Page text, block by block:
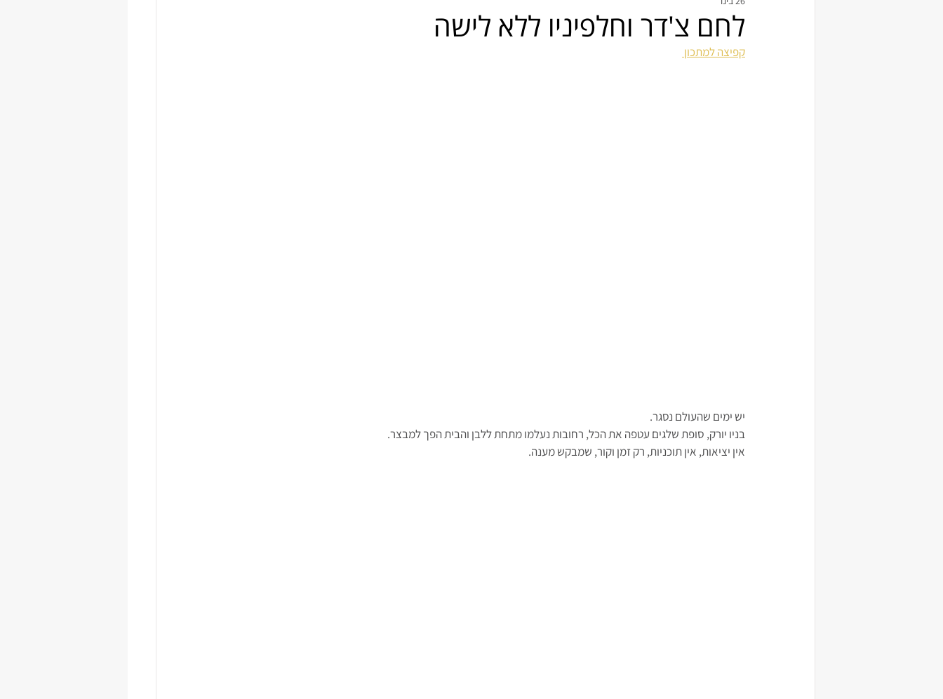
לחם צ'דר וחלפיניו ללא לישה
קפיצה למתכון
יש ימים שהעולם נסגר.
בניו יורק, סופת שלגים עטפה את הכל, רחובות נעלמו מתחת ללבן והבית הפך למבצר.
אין יציאות, אין תוכניות, רק זמן וקור, שמבקש מענה.